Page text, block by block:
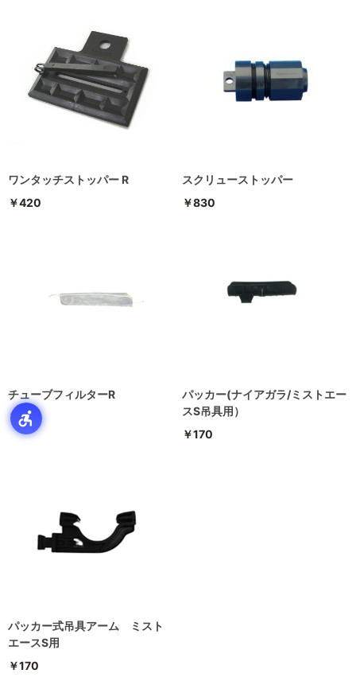
ワンタッチストッパー R
￥420
スクリューストッパー
￥830
チューブフィルターR
￥440
パッカー(ナイアガラ/ミストエー
スS吊具用）
￥170
パッカー式吊具アーム ミスト
エースS用
￥170